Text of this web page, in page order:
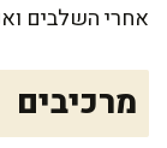
אחרי השלבים
מרכיבים